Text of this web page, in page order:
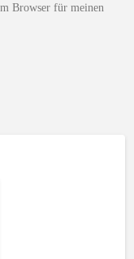
Browser für meinen